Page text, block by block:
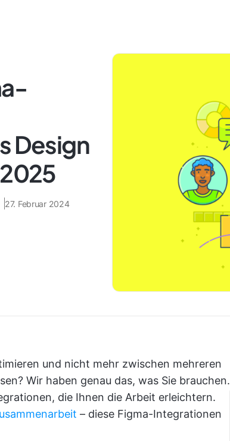
Design
27. Februar 2024
und nicht mehr zwischen mehreren
Wir haben genau das, was Sie brauchen.
die Ihnen die Arbeit erleichtern.
– diese Figma-Integrationen